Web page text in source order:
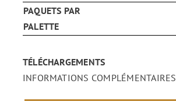
PAQUETS PAR
PALETTE
TÉLÉCHARGEMENTS
INFORMATIONS COMPLÉMENTAIRES